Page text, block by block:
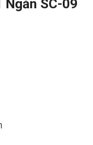
Ngăn SC-09